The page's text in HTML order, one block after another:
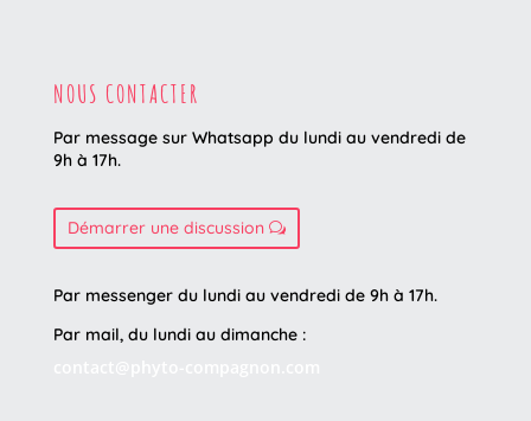
NOUS CONTACTER
Par message sur Whatsapp du lundi au vendredi de
9h à 17h.
Démarrer une discussion
Par messenger du lundi au vendredi de 9h à 17h.
Par mail, du lundi au dimanche :